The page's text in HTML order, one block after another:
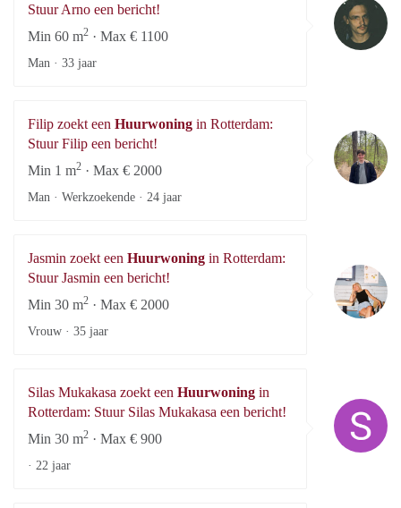
Stuur Arno een bericht!
Min 60 m2 · Max € 1100
Man · 33 jaar
Filip zoekt een Huurwoning in Rotterdam:
Stuur Filip een bericht!
Min 1 m2 · Max € 2000
Man · Werkzoekende · 24 jaar
Jasmin zoekt een Huurwoning in Rotterdam:
Stuur Jasmin een bericht!
Min 30 m2 · Max € 2000
Vrouw · 35 jaar
Silas Mukakasa zoekt een Huurwoning in
Rotterdam: Stuur Silas Mukakasa een bericht!
Min 30 m2 · Max € 900
· 22 jaar